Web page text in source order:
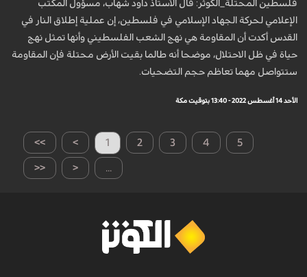
فلسطين المحتلة_الكوثر: قال الأستاذ داود شهاب، مسؤول المكتب
الإعلامي لحركة الجهاد الإسلامي في فلسطين، إن عملية إطلاق النار في
القدس أكدت أن المقاومة هي نهج الشعب الفلسطيني وأنها تمثل نهج
حياة في ظل الاحتلال، موضحا أنه طالما بقيت الأرض محتلة فإن المقاومة
ستتواصل مهما تعاظم حجم التضحيات.
الأحد 14 أغسطس 2022 - 13:40 بتوقيت مكة
>> > 1 2 3 4 5
...
<
<<